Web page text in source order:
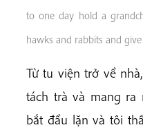
to one day hold a
hawks and rabbits and
Từ tu viện trở về
tách trà và mang
bắt đầu lặn và tôi